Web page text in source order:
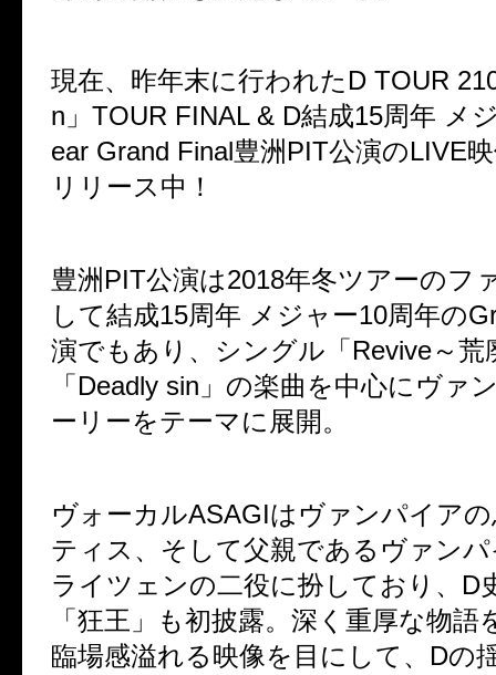
現在、昨年末に行われたD TOUR
n」TOUR FINAL & D結成15周年 メ
ear Grand Final豊洲PIT公演のLIVE
リリース中！
豊洲PIT公演は2018年冬ツアーのフ
して結成15周年 メジャー10周年の
演でもあり、シングル「Revive～荒
「Deadly sin」の楽曲を中心にヴァ
ーリーをテーマに展開。
ヴォーカルASAGIはヴァンパイア
ティス、そして父親であるヴァン
ライツェンの二役に扮しており、D
「狂王」も初披露。深く重厚な物語
臨場感溢れる映像を目にして、Dの